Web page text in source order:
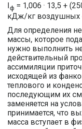
Iф = 1,006 · 13,5 +
кДж/кг воздушных
Для определения
массы, которое
нужно выполнить
действительный
ассимиляции
исходящей из
теплового и
последующим их
заменяется на
принимается, что
масса вступает в